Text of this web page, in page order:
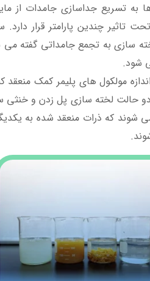
به تسریع جداسازی جامدات از
تاثیر چندین پارامتر قرار
لخته سازی به تجمع جامداتی گفته
شود.
مولکول های پلیمر کمک
حالت لخته سازی پل زدن و خنثی
شوند که ذرات منعقد شده به